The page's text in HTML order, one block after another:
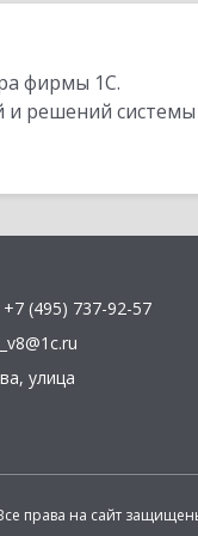
фирмы 1С.
и решений
+7 (495) 737-92-57
, улица
права на сайт